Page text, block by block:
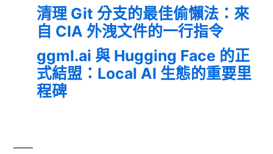
清理 Git 分支的最佳偷懶法：來
自 CIA 外洩文件的一行指令
ggml.ai 與 Hugging Face 的正
式結盟：Local AI 生態的重要里
程碑